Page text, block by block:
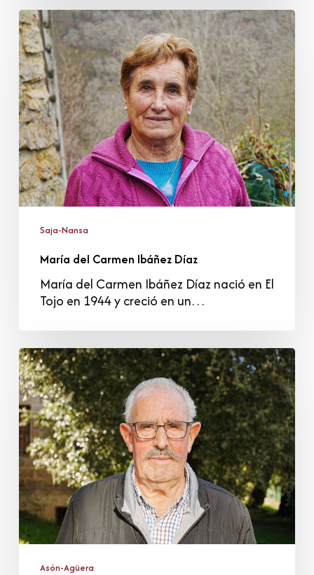
María
del
Carmen
Ibáñez
Díaz
Saja-Nansa
María del Carmen Ibáñez Díaz
María del Carmen Ibáñez Díaz nació en El
Tojo en 1944 y creció en un…
Amador
Fernández
Ruiz
Asón-Agüera